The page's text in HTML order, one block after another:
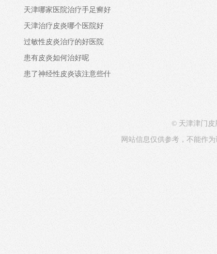
天津哪家医院治疗手足癣好
天津治疗皮炎哪个医院好
过敏性皮炎治疗的好医院
患有皮炎如何治好呢
患了神经性皮炎该注意些什
© 天津津门皮
网站信息仅供参考，不能作